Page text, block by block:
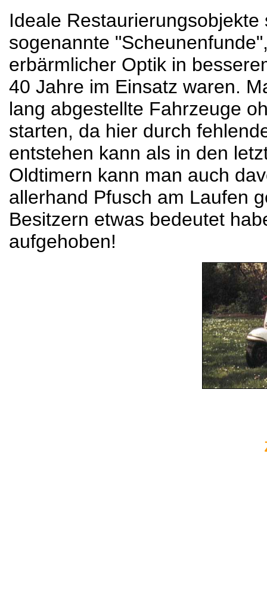
Ideale
sogenannte
erbärmlicher Optik in
40 Jahre im Einsatz waren.
lang abgestellte Fahrzeuge
starten, da hier durch
entstehen kann als in den
Oldtimern kann man auch
allerhand Pfusch am Laufen
Besitzern etwas bedeutet
aufgehoben!